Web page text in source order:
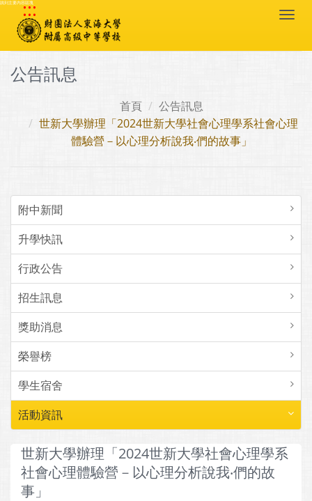
跳到主要內容區塊
:::
公告訊息
首頁
公告訊息
世新大學辦理「2024世新大學社會心理學系社會心理
體驗營－以心理分析說我‧們的故事」
附中新聞
升學快訊
行政公告
招生訊息
獎助消息
榮譽榜
學生宿舍
活動資訊
世新大學辦理「2024世新大學社會心理學系
社會心理體驗營－以心理分析說我‧們的故
事」